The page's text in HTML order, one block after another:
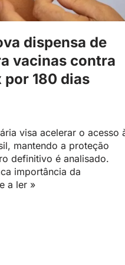
dispensa de
vacinas contra
180 dias
visa acelerar o acesso
mantendo a proteção
definitivo é analisado.
importância da
a ler »